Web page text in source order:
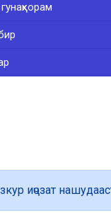
иҷозат